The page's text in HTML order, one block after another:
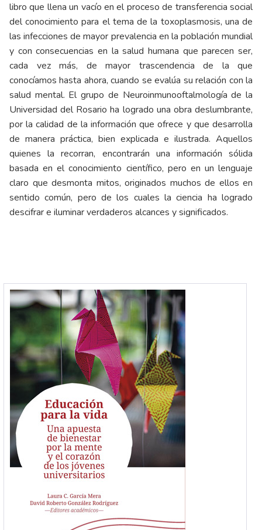
libro que llena un vacío en el proceso de transferencia social
del conocimiento para el tema de la toxoplasmosis, una de
las infecciones de mayor prevalencia en la población mundial
y con consecuencias en la salud humana que parecen ser,
cada vez más, de mayor trascendencia de la que
conocíamos hasta ahora, cuando se evalúa su relación con la
salud mental. El grupo de Neuroinmunooftalmología de la
Universidad del Rosario ha logrado una obra deslumbrante,
por la calidad de la información que ofrece y que desarrolla
de manera práctica, bien explicada e ilustrada. Aquellos
quienes la recorran, encontrarán una información sólida
basada en el conocimiento científico, pero en un lenguaje
claro que desmonta mitos, originados muchos de ellos en
sentido común, pero de los cuales la ciencia ha logrado
descifrar e iluminar verdaderos alcances y significados.